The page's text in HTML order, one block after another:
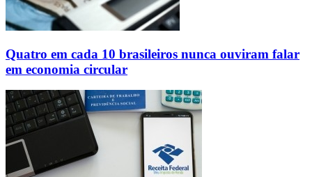
Quatro em cada 10 brasileiros nunca ouviram falar
em economia circular